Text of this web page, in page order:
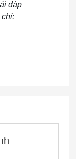
đáp
chỉ:
RÕ
chất lượng nói
lệ. nếu